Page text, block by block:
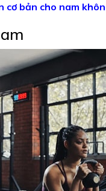
cơ bản cho nam